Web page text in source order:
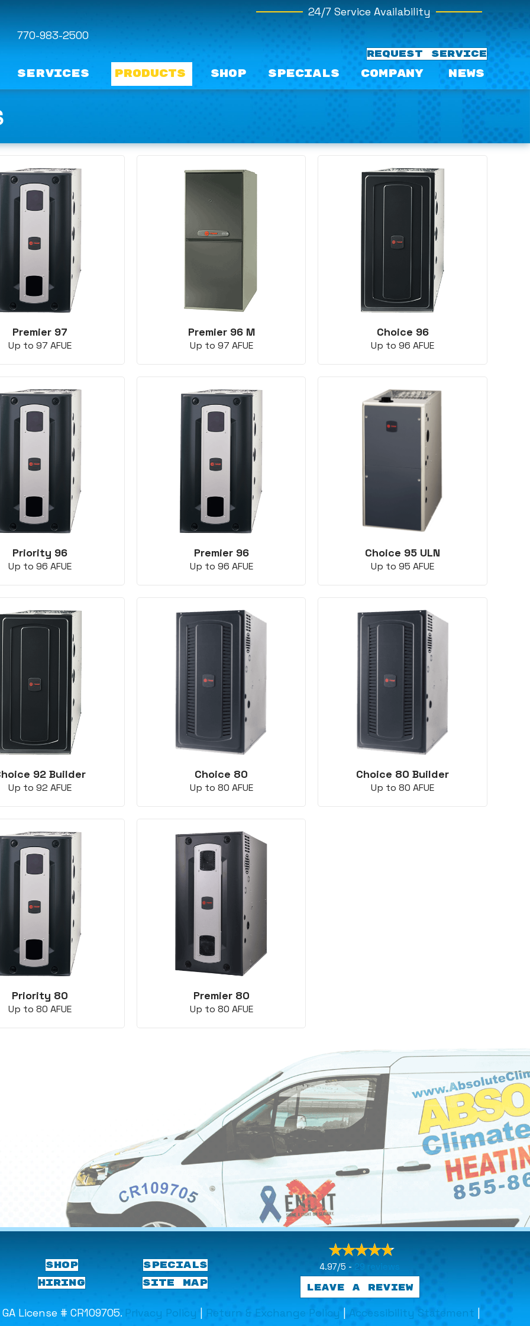
24/7 Service Availability
770-983-2500
REQUEST SERVICE
Services Products Shop Specials Company News
Premier 97
Up to 97 AFUE
Premier 96 M
Up to 97 AFUE
Choice 96
Up to 96 AFUE
Priority 96
Up to 96 AFUE
Premier 96
Up to 96 AFUE
Choice 95 ULN
Up to 95 AFUE
92 Builder
Up to 92 AFUE
Choice 80
Up to 80 AFUE
Choice 80 Builder
Up to 80 AFUE
Priority 80
Up to 80 AFUE
Premier 80
Up to 80 AFUE
SHOP
HIRING
SPECIALS
SITE MAP
4.97/5 - 29 reviews
LEAVE A REVIEW
License # CR109705. Privacy Policy Return & Exchange Policy Accessibility Statement